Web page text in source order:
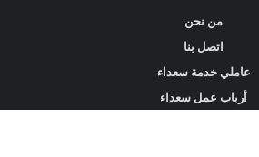
من نحن
اتصل بنا
عاملي خدمة سعداء
أرباب عمل سعداء